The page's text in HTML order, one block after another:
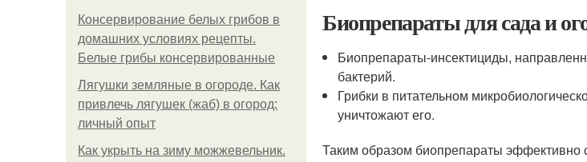
Консервирование белых грибов в
домашних условиях рецепты.
Белые грибы консервированные
Лягушки земляные в огороде. Как
привлечь лягушек (жаб) в огород:
личный опыт
Как укрыть на зиму можжевельник.
Биопрепараты для сада и
Биопрепараты-инсектициды,
бактерий.
Грибки в питательном
уничтожают его.
Таким образом биопрепараты эффективно